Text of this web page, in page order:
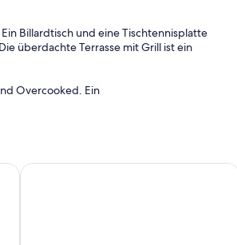
Billardtisch und eine Tischtennisplatte
überdachte Terrasse mit Grill ist ein
Overcooked. Ein
sich ein helles Wohnzimmer, eine
eigenem Badezimmer. Im
eigenem Badezimmer und eines mit
Fenstern ausgestattet.
sauna
Neue Villa mit Pool und Whirlpool am